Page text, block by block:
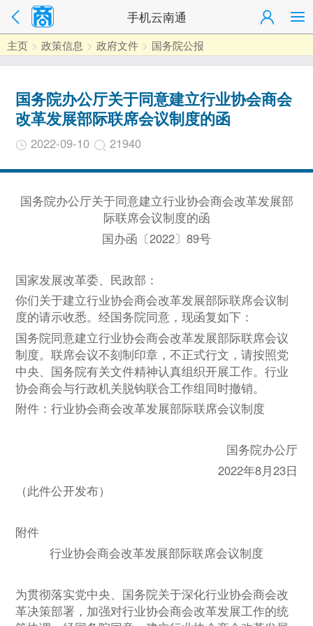
手机云南通
主页 > 政策信息 > 政府文件 > 国务院公报
​国务院办公厅关于同意建立行业协会商会
改革发展部际联席会议制度的函
2022-09-10 21940
国务院办公厅关于同意建立行业协会商会改革发展部
际联席会议制度的函
国办函〔2022〕89号
国家发展改革委、民政部：
你们关于建立行业协会商会改革发展部际联席会议制
度的请示收悉。经国务院同意，现函复如下：
国务院同意建立行业协会商会改革发展部际联席会议
制度。联席会议不刻制印章，不正式行文，请按照党
中央、国务院有关文件精神认真组织开展工作。行业
协会商会与行政机关脱钩联合工作组同时撤销。
附件：行业协会商会改革发展部际联席会议制度
国务院办公厅
2022年8月23日
（此件公开发布）
附件
行业协会商会改革发展部际联席会议制度
为贯彻落实党中央、国务院关于深化行业协会商会改
革决策部署，加强对行业协会商会改革发展工作的统